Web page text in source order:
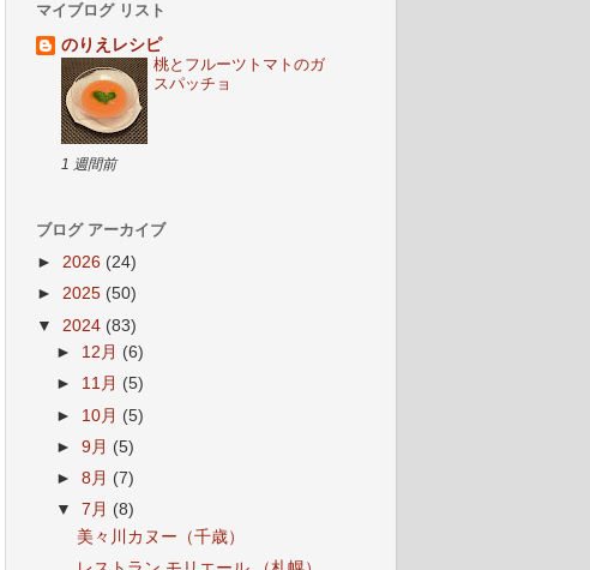
マイブログ リスト
のりえレシピ
桃とフルーツトマトのガ
スパッチョ
1 週間前
ブログ アーカイブ
► 2026 (24)
► 2025 (50)
▼ 2024 (83)
► 12月 (6)
► 11月 (5)
► 10月 (5)
►9月 (5)
►8月 (7)
▼7月 (8)
美々川カヌー（千歳）